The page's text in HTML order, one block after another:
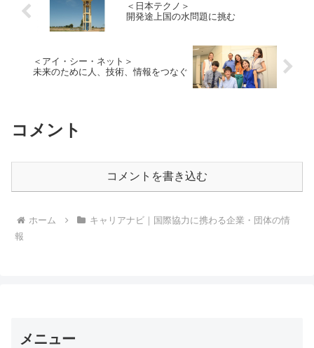
＜日本テクノ＞
開発途上国の水問題に挑む
＜アイ・シー・ネット＞
未来のために人、技術、情報をつなぐ
コメント
コメントを書き込む
ホーム
キャリアナビ｜国際協力に携わる企業・団体の情
報
メニュー